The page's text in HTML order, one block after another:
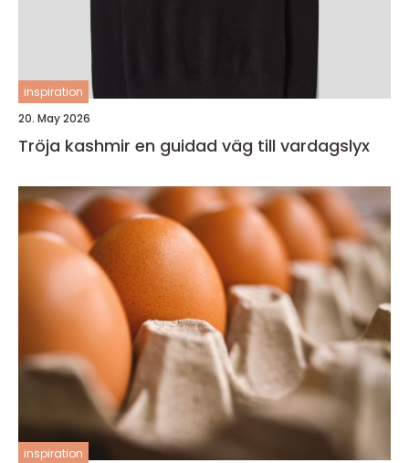
inspiration
20. May 2026
Tröja kashmir en guidad väg till vardagslyx
inspiration